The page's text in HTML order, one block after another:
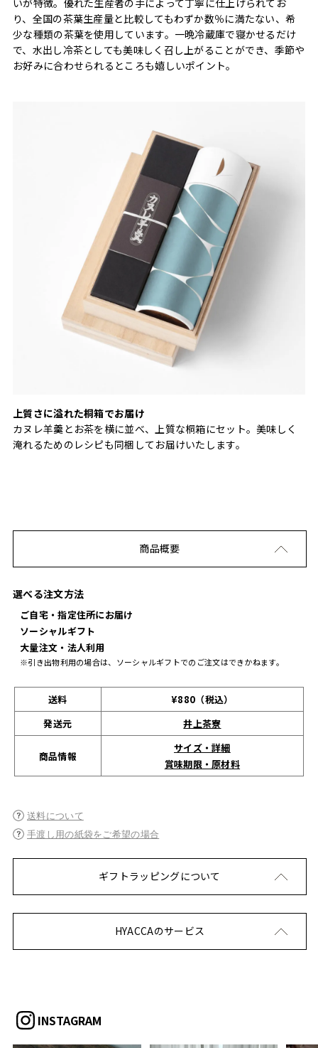
り、全国の茶葉生産量と比較してもわずか数％に満たない、希
少な種類の茶葉を使用しています。一晩冷蔵庫で寝かせるだけ
で、水出し冷茶としても美味しく召し上がることができ、季節や
お好みに合わせられるところも嬉しいポイント。
上質さに溢れた桐箱でお届け
カヌレ羊羹とお茶を横に並べ、上質な桐箱にセット。美味しく
淹れるためのレシピも同梱してお届けいたします。
商品概要
選べる注文方法
ご自宅・指定住所にお届け
ソーシャルギフト
大量注文・法人利用
※引き出物利用の場合は、ソーシャルギフトでのご注文はできかねます。
送料
¥880（税込）
発送元
井上茶寮
商品情報
サイズ・詳細
賞味期限・原材料
送料について
手渡し用の紙袋をご希望の場合
ギフトラッピングについて
HYACCAのサービス
INSTAGRAM